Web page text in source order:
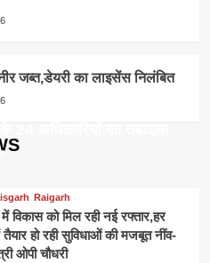
जब्त,डेयरी का लाइसेंस निलंबित
Raigarh
विकास को मिल रही नई रफ्तार,हर
तैयार हो रही सुविधाओं की मजबूत नींव-
ओपी चौधरी